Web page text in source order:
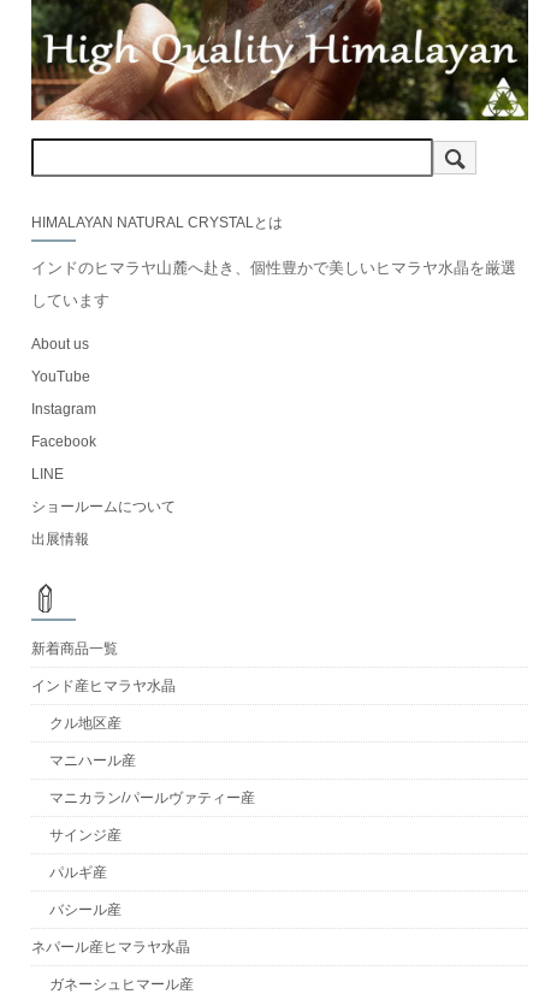
HIMALAYAN NATURAL CRYSTALとは
インドのヒマラヤ山麓へ赴き、個性豊かで美しいヒマラヤ水晶を厳選
しています
About us
YouTube
Instagram
Facebook
LINE
ショールームについて
出展情報
新着商品一覧
インド産ヒマラヤ水晶
クル地区産
マニハール産
マニカラン/パールヴァティー産
サインジ産
パルギ産
バシール産
ネパール産ヒマラヤ水晶
ガネーシュヒマール産